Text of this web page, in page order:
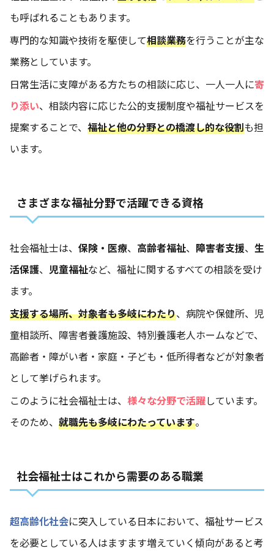
も呼ばれることもあります。
専門的な知識や技術を駆使して相談業務を行うことが主な
業務としています。
日常生活に支障がある方たちの相談に応じ、一人一人に寄
り添い、相談内容に応じた公的支援制度や福祉サービスを
提案することで、 福祉と他の分野との橋渡し的な役割も担
います。
さまざまな福祉分野で活躍できる資格
社会福祉士は、 保険・医療、 高齢者福祉、 障害者支援、 生
活保護、 児童福祉など、福祉に関するすべての相談を受け
ます。
支援する場所、対象者も多岐にわたり、病院や保健所、児
童相談所、障害者養護施設、特別養護老人ホームなどで、
高齢者・障がい者・家庭・子ども・低所得者などが対象者
として挙げられます。
このように社会福祉士は、 様々な分野で活躍しています。
そのため、 就職先も多岐にわたっています。
社会福祉士はこれから需要のある職業
超高齢化社会に突入している日本において、福祉サービス
を必要としている人はますます増えていく傾向があると考